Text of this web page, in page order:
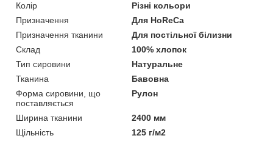
Колір
Різні кольори
Призначення
Для HoReCa
Призначення тканини
Для постільної білизни
Склад
100% хлопок
Тип сировини
Натуральне
Тканина
Бавовна
Форма сировини, що
поставляється
Рулон
Ширина тканини
2400 мм
Щільність
125 г/м2